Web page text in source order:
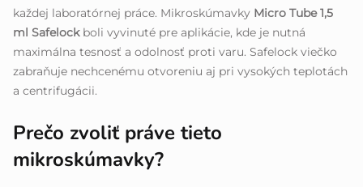
každej laboratórnej práce. Mikroskúmavky Micro Tube 1,5
ml Safelockboli vyvinuté pre aplikácie, kde je nutná
maximálna tesnosť a odolnosť proti varu. Safelock viečko
zabraňuje nechcenému otvoreniu aj pri vysokých teplotách
a centrifugácii.
Prečo zvoliť práve tieto
mikroskúmavky?